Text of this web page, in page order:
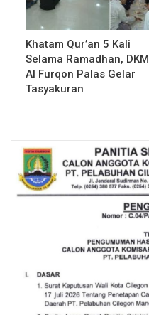
Khatam Qur’an 5 Kali
Selama Ramadhan, DKM
Al Furqon Palas Gelar
Tasyakuran